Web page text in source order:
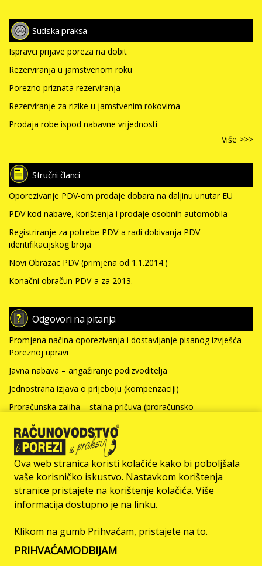
Sudska praksa
Ispravci prijave poreza na dobit
Rezerviranja u jamstvenom roku
Porezno priznata rezerviranja
Rezerviranje za rizike u jamstvenim rokovima
Prodaja robe ispod nabavne vrijednosti
Više >>>
Stručni članci
Oporezivanje PDV-om prodaje dobara na daljinu unutar EU
PDV kod nabave, korištenja i prodaje osobnih automobila
Registriranje za potrebe PDV-a radi dobivanja PDV
identifikacijskog broja
Novi Obrazac PDV (primjena od 1.1.2014.)
Konačni obračun PDV-a za 2013.
Odgovori na pitanja
Promjena načina oporezivanja i dostavljanje pisanog izvješća
Poreznoj upravi
Javna nabava – angažiranje podizvoditelja
Jednostrana izjava o prijeboju (kompenzaciji)
Proračunska zaliha – stalna pričuva (proračunsko
Nabavna vrijednost nefinancijske imovine i kamate za kredit
(neprofitno računovodstvo)
Više >>>
© Računovodstvo & Porezi član je
ZAŠTITA PRIVATNOSTI
KONTAKT
Ova web stranica koristi kolačiće kako bi poboljšala
vaše korisničko iskustvo. Nastavkom korištenja
stranice pristajete na korištenje kolačića. Više
informacija dostupno je na linku.
Klikom na gumb Prihvaćam, pristajete na to.
PRIHVAĆAMODBIJAM